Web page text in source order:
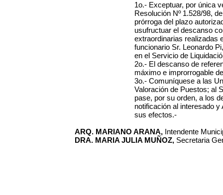
1o.- Exceptuar, por única
Resolución Nº 1.528/98,
prórroga del plazo
usufructuar el descanso
extraordinarias realizadas
funcionario Sr. Leonardo
en el Servicio de
2o.- El descanso de
máximo e improrrogable
3o.- Comuníquese a las
Valoración de Puestos; al
pase, por su orden, a los
notificación al interesado
sus efectos.-
ARQ. MARIANO ARANA, Intendente
DRA. MARIA JULIA MUÑOZ, Secretaria